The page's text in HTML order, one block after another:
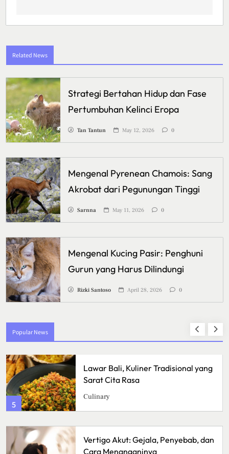
Related News
Strategi Bertahan Hidup dan Fase
Pertumbuhan Kelinci Eropa
Tan Tantun May 12, 2026 0
Mengenal Pyrenean Chamois: Sang
Akrobat dari Pegunungan Tinggi
Sarnna May 11, 2026 0
Mengenal Kucing Pasir: Penghuni
Gurun yang Harus Dilindungi
Rizki Santoso April 28, 2026 0
Popular News
Tradisional yang
Penyebab, dan
Ikan Fillet Saus
Sunrise Point Cukul,
dengan Panorama